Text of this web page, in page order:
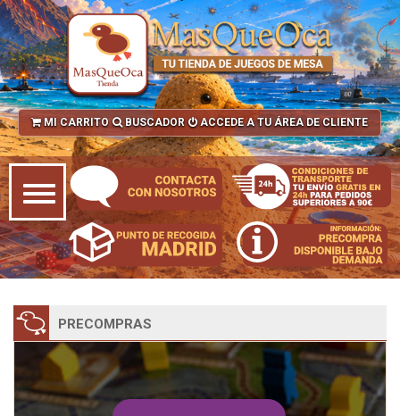
MI CARRITO BUSCADOR ACCEDE A TU ÁREA DE CLIENTE
PRECOMPRAS